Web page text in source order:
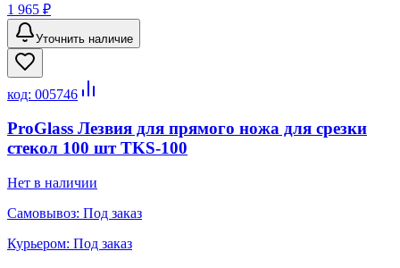
1 965 ₽
Уточнить наличие
код: 005746
ProGlass Лезвия для прямого ножа для срезки
стекол 100 шт TKS-100
Нет в наличии
Самовывоз: Под заказ
Курьером: Под заказ